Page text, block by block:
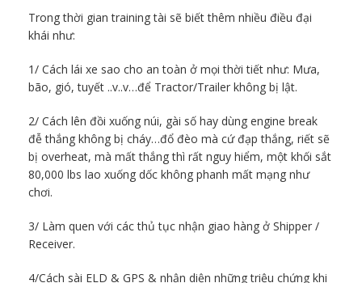
Trong thời gian training tài sẽ biết thêm nhiều điều đại
khái như:
1/ Cách lái xe sao cho an toàn ở mọi thời tiết như: Mưa,
bão, gió, tuyết ..v..v…để Tractor/Trailer không bị lật.
2/ Cách lên đồi xuống núi, gài số hay dùng engine break
đễ thắng không bị cháy…đổ đèo mà cứ đạp thắng, riết sẽ
bị overheat, mà mất thắng thì rất nguy hiểm, một khối sắt
80,000 lbs lao xuống dốc không phanh mất mạng như
chơi.
3/ Làm quen với các thủ tục nhận giao hàng ở Shipper /
Receiver.
4/Cách sài ELD & GPS & nhận diện những triệu chứng khi